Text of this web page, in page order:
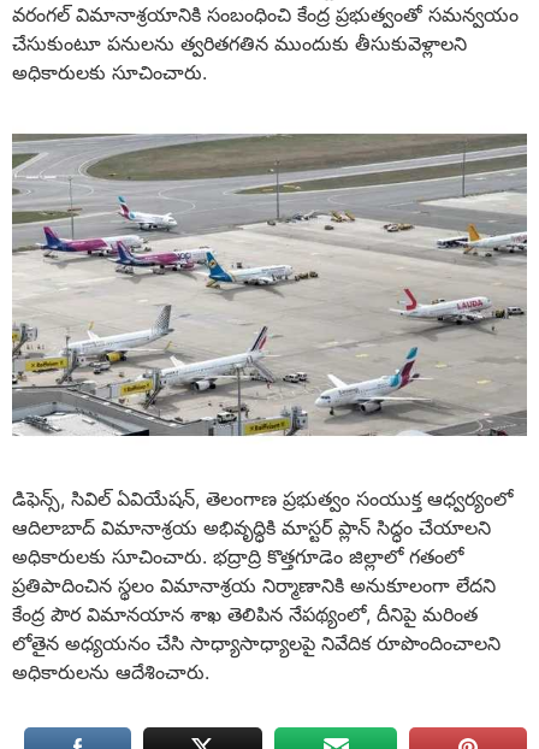
వరంగల్ విమానాశ్రయానికి సంబంధించి కేంద్ర ప్రభుత్వంతో సమన్వయం
చేసుకుంటూ పనులను త్వరితగతిన ముందుకు తీసుకువెళ్లాలని
అధికారులకు సూచించారు.
డిఫెన్స్, సివిల్ ఏవియేషన్, తెలంగాణ ప్రభుత్వం సంయుక్త ఆధ్వర్యంలో
ఆదిలాబాద్ విమానాశ్రయ అభివృద్ధికి మాస్టర్ ప్లాన్ సిద్ధం చేయాలని
అధికారులకు సూచించారు. భద్రాద్రి కొత్తగూడెం జిల్లాలో గతంలో
ప్రతిపాదించిన స్థలం విమానాశ్రయ నిర్మాణానికి అనుకూలంగా లేదని
కేంద్ర పౌర విమానయాన శాఖ తెలిపిన నేప‌థ్యంలో, దీనిపై మ‌రింత
లోతైన అధ్య‌య‌నం చేసి సాధ్యాసాధ్యాల‌పై నివేదిక రూపొందించాల‌ని
అధికారులను ఆదేశించారు.